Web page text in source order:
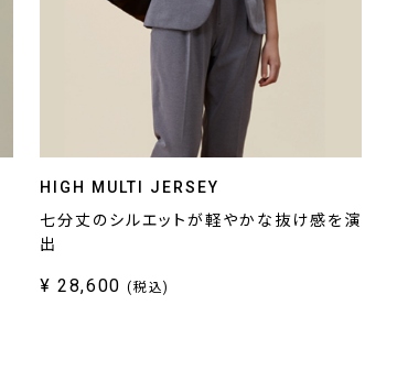
HIGH MULTI JERSEY
七分丈のシルエットが軽やかな抜け感を演
出
¥ 28,600(税込)